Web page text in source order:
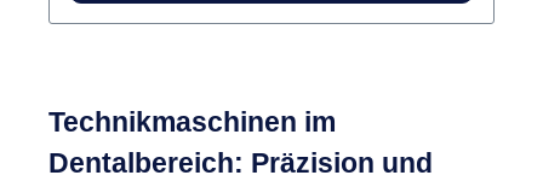
StaubschutzmechanismusWerkzeug-
GeschwindigkeitsüberwachungLuftturbinenans
chluss möglich (Knie-, Fuß- und Turmgerät)
Technikmaschinen im
Dentalbereich: Präzision und